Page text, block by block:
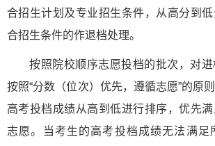
合招生计划及专业招生条件，从高分到
合招生条件的作退档处理。
按照院校顺序志愿投档的批次，对
按照“分数（位次）优先，遵循志愿”的原
高考投档成绩从高到低进行排序，优先
志愿。当考生的高考投档成绩无法满足